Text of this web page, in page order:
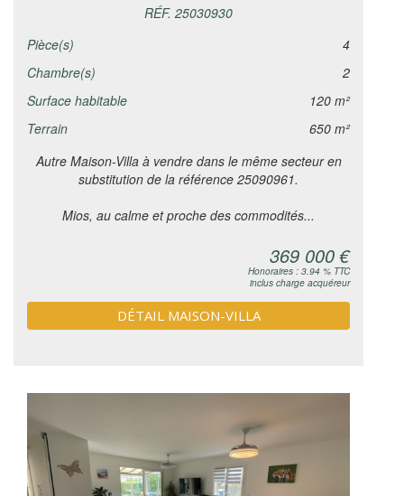
RÉF. 25030930
Pièce(s)
4
Chambre(s)
2
Surface habitable
120 m²
Terrain
650 m²
Autre Maison-Villa à vendre dans le même secteur en
substitution de la référence 25090961.
Mios, au calme et proche des commodités...
369 000 €
Honoraires : 3.94 % TTC
inclus charge acquéreur
DÉTAIL MAISON-VILLA